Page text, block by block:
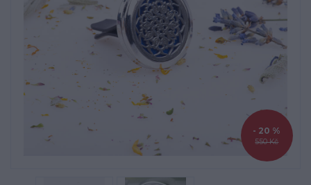
550 Kč
- 20 %